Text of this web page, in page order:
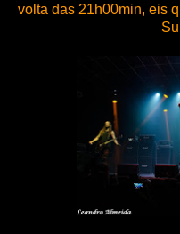
volta das 21h00min, eis